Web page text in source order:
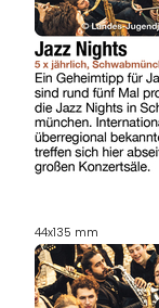
44x135 mm